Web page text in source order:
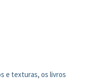
e texturas, os livros